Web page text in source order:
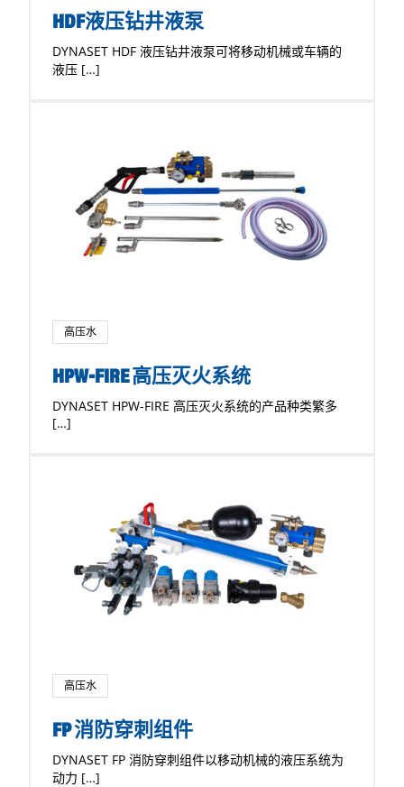
HDF液压钻井液泵
DYNASET HDF 液压钻井液泵可将移动机械或车辆的
液压 […]
高压水
HPW-FIRE 高压灭火系统
DYNASET HPW-FIRE 高压灭火系统的产品种类繁多
[…]
高压水
FP 消防穿刺组件
DYNASET FP 消防穿刺组件以移动机械的液压系统为
动力 […]